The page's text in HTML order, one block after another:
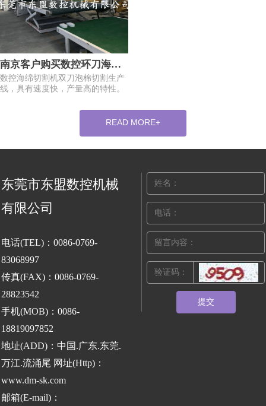
南京客户购买数控环刀海绵
切割机双刀
数控海绵切割机双刀泡棉切割生产
线，具有速度快，产量高的特性。
READ MORE+
东莞市东盟数控机械
有限公司
电话(TEL)：0086-0769-
83068997
传真(FAX)：0086-0769-
28823542
手机(MOB)：0086-
18819097852
地址(ADD)：中国.广东.东莞.
万江.流涌尾 网址(Http)：
www.dm-sk.com
邮箱(E-mail)：
提交